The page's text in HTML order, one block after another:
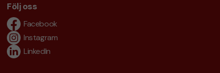
Följ oss
Facebook
Instagram
LinkedIn